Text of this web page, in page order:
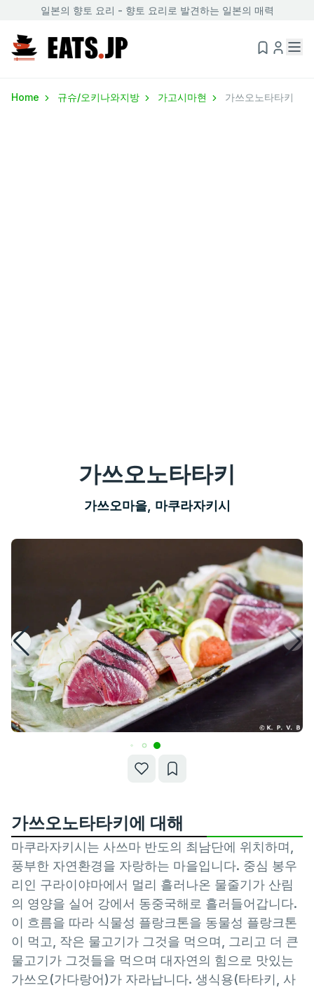
일본의 향토 요리 - 향토 요리로 발견하는 일본의 매력
Home 규슈/오키나와지방 가고시마현 가쓰오노타타키
가쓰오노타타키
가쓰오마을, 마쿠라자키시
가쓰오노타타키에 대해
마쿠라자키시는 사쓰마 반도의 최남단에 위치하며,
풍부한 자연환경을 자랑하는 마을입니다. 중심 봉우
리인 구라이야마에서 멀리 흘러나온 물줄기가 산림
의 영양을 실어 강에서 동중국해로 흘러들어갑니다.
이 흐름을 따라 식물성 플랑크톤을 동물성 플랑크톤
이 먹고, 작은 물고기가 그것을 먹으며, 그리고 더 큰
물고기가 그것들을 먹으며 대자연의 힘으로 맛있는
가쓰오(가다랑어)가 자라납니다. 생식용(타타키, 사